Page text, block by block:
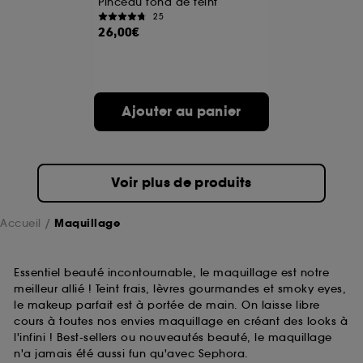
25
26,00€
Ajouter au panier
Voir plus de produits
Accueil Maquillage
Essentiel beauté incontournable, le maquillage est notre
meilleur allié ! Teint frais, lèvres gourmandes et smoky eyes,
le makeup parfait est à portée de main. On laisse libre
cours à toutes nos envies maquillage en créant des looks à
l'infini ! Best-sellers ou nouveautés beauté, le maquillage
n'a jamais été aussi fun qu'avec Sephora.
A l'exception des cookies techniques, le dépôt et la
choix" ci-dessous ou décider de "tout accepter".
Sephora pourra associer les informations de
navigation collectées par ces Cookies, pour les
sur "continuer sans accepter". Voous pouvez à tout
moment choisir de retirer votrte consentement. Si vous
souhaitez obtenir plus d'information sur les cookies